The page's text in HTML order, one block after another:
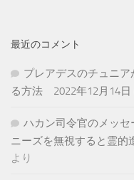
最近のコメント
プレアデスのチュニ
る方法 2022年12月14日
ハカン司令官のメッ
ニーズを無視すると霊的
より